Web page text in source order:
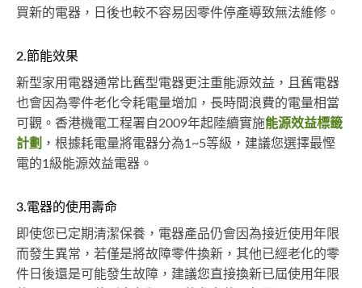
買新的電器，日後也較不容易因零件停產導致無法維修。
2.節能效果
新型家用電器通常比舊型電器更注重能源效益，且舊電器
也會因為零件老化令耗電量增加，長時間浪費的電量相當
可觀。香港機電工程署自2009年起陸續實施能源效益標籤
計劃 ，根據耗電量將電器分為1~5等級，建議您選擇最慳
電的1級能源效益電器。
3.電器的使用壽命
即使您已定期清潔保養，電器產品仍會因為接近使用年限
而發生異常，若僅是將故障零件換新，其他已經老化的零
件日後還是可能發生故障，建議您直接換新已屆使用年限